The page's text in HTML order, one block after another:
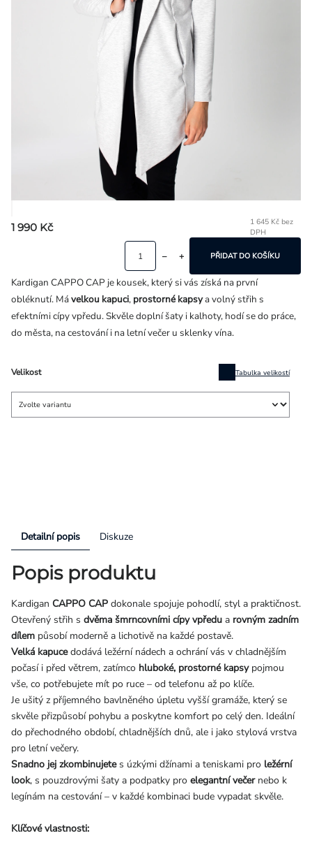
1 990 Kč
1 645 Kč bez
DPH
Velikost Tabulka velikostí
PŘIDAT DO KOŠÍKU
Kardigan CAPPO CAP je kousek, který si vás získá na první
obléknutí. Mávelkou kapuci, prostorné kapsya volný střih s
efektními cípy vpředu. Skvěle doplní šaty i kalhoty, hodí se do práce,
do města, na cestování i na letní večer u sklenky vína.
Detailní popis Diskuze
Popis produktu
Kardigan CAPPO CAP dokonale spojuje pohodlí, styl a praktičnost.
Otevřený střih s dvěma šmrncovními cípy vpředu a rovným zadním
dílem působí moderně a lichotivě na každé postavě.
Velká kapucedodává ležérní nádech a ochrání vás v chladnějším
počasí i před větrem, zatímco hluboké, prostorné kapsypojmou
vše, co potřebujete mít po ruce – od telefonu až po klíče.
Je ušitý z příjemného bavlněného úpletu vyšší gramáže, který se
skvěle přizpůsobí pohybu a poskytne komfort po celý den. Ideální
do přechodného období, chladnějších dnů, ale i jako stylová vrstva
pro letní večery.
Snadno jej zkombinujetes úzkými džínami a teniskami pro ležérní
look, s pouzdrovými šaty a podpatky pro elegantní večernebo k
legínám na cestování – v každé kombinaci bude vypadat skvěle.
Klíčové vlastnosti: